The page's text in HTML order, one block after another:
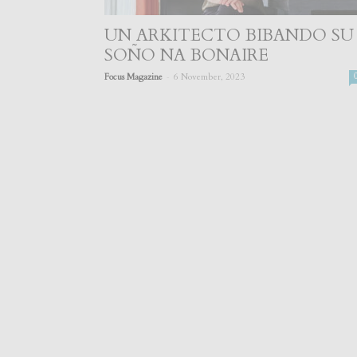
UN ARKITECTO BIBANDO SU
SOÑO NA BONAIRE
Focus Magazine 6 November, 2023 0